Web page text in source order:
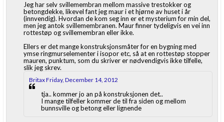
Jeg har selv svillemembran mellom massive trestokker og
betongdekke, likevel fant jeg maur i et hjørne av huset i år
(innvendig). Hvordan de kom seg inn er et mysterium for min del,
men jeg antok svillemembranen. Maur finner tydeligvis en vei inn
rottestøp og svillemembran eller ikke.
Ellers er det mange konstruksjonsmåter for en bygning med
ymse ringmurselementer i isopor etc, så at en rottestøp stopper
mauren, punktum, som du skriver er nødvendigvis ikke tilfelle,
slik jeg skrev.
Britax Friday, December 14, 2012
tja.. kommer jo an på konstruksjonen det..
I mange tilfeller kommer de til fra siden og mellom
bunnsville og betong eller lignende